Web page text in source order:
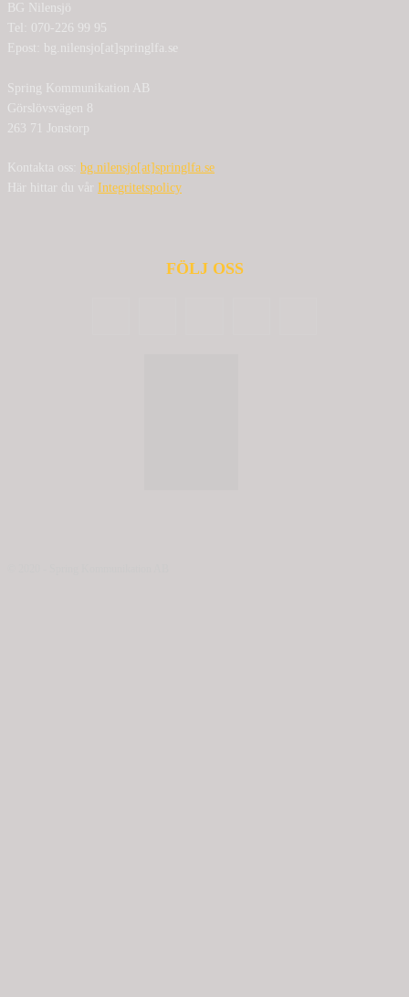
BG Nilensjö
Tel: 070-226 99 95
Epost: bg.nilensjo[at]springlfa.se
Spring Kommunikation AB
Görslövsvägen 8
263 71 Jonstorp
Kontakta oss: bg.nilensjo[at]springlfa.se
Här hittar du vår Integritetspolicy
FÖLJ OSS